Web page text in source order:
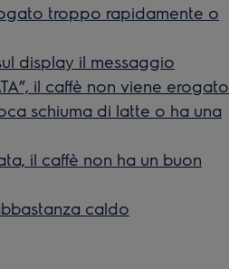
troppo rapidamente o
display il messaggio
il caffè non viene erogato
schiuma di latte o ha una
il caffè non ha un buon
caldo